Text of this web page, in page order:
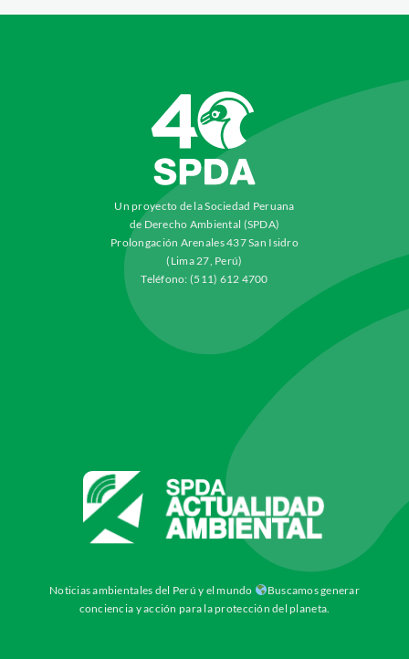
Un proyecto de la Sociedad Peruana
de Derecho Ambiental (SPDA)
Prolongación Arenales 437 San Isidro
(Lima 27, Perú)
Teléfono: (511) 612 4700
Noticias ambientales del Perú y el mundo
Buscamos generar
conciencia y acción para la protección del planeta.